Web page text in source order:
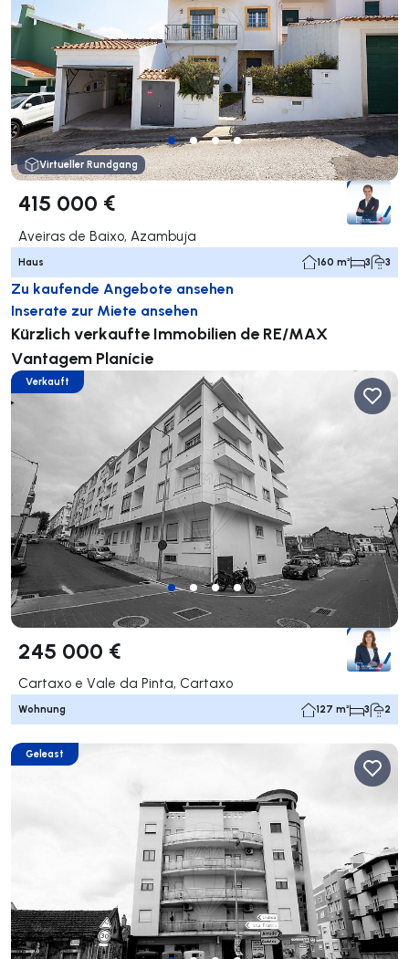
Virtueller Rundgang
415 000 €
Aveiras de Baixo, Azambuja
Haus 160 m² 3 3
Zu kaufende Angebote ansehen
Inserate zur Miete ansehen
Kürzlich verkaufte Immobilien de RE/MAX
Vantagem Planície
Verkauft
245 000 €
Cartaxo e Vale da Pinta, Cartaxo
Wohnung 127 m² 3 2
Geleast